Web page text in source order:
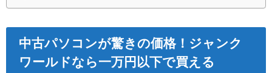
中古パソコンが驚きの価格！ジャンク
ワールドなら一万円以下で買える